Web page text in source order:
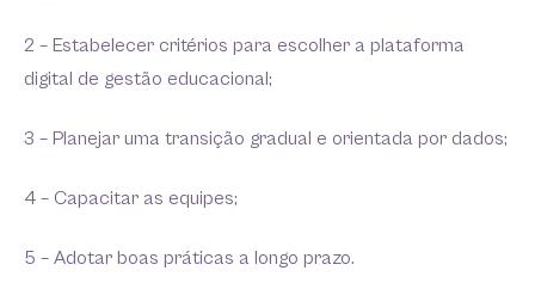
2 – Estabelecer critérios para escolher a plataforma
digital de gestão educacional;
3 – Planejar uma transição gradual e orientada por dados;
4 – Capacitar as equipes;
5 – Adotar boas práticas a longo prazo.